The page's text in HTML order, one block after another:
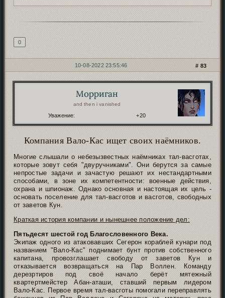
0
83
10-08-2022 23:55:46
Морриган
and then i vanished
Уважение: +20
Компания Вало-Кас ищет своих наёмников.
Многие слышали о небезызвестных наёмниках тал-васготах,
которые зовут себя "двуручниками". Они берутся за самые
непростые задачи и зачастую решают их нестандартными
способами, в зоне их компетентности: военные действия,
охрана и шпионаж. Однако основная и настоящая их цель -
основать поселение для тал-васготов и васготов, свободных
от заветов Кун.
Краткая история компании и нынешнее положение дел:
Пятьдесят шестой год Благословенного Века.
Экипаж одного из атаковавших Сегерон кораблей кунари под
названием "Вало-Кас" поднимает бунт против собственного
капитана, провозглашает свободу от заветов Кун и
отказывается возвращаться на Пар Воллен. Команду
дерезртиров под своё начало берёт мятежный
квартертмейстер Абан-аташи, ставший первым лидером
Вало-Кас. Первое время тал-васготы помогали переправлять